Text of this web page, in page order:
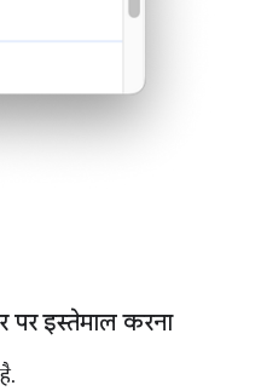
पर इस्तेमाल करना